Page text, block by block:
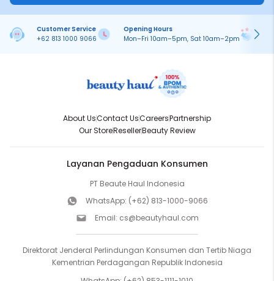
Customer Service
+62 813 1000 9066
Opening Hours
Mon–Fri 10am–5pm, Sat 10am–2pm
About UsContact UsCareersPartnership
Our StoreResellerBeauty Review
Layanan Pengaduan Konsumen
PT Beaute Haul Indonesia
WhatsApp: (+62) 813-1000-9066
Email: cs@beautyhaul.com
Direktorat Jenderal Perlindungan Konsumen dan Tertib Niaga
Kementrian Perdagangan Republik Indonesia